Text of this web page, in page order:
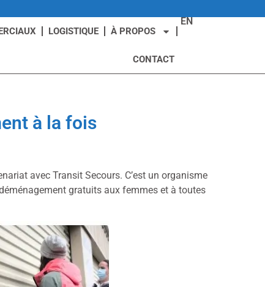
LOGISTIQUE À PROPOS
CONTACT
EN
à la fois
avec Transit Secours. C’est un organisme
gratuits aux femmes et à toutes